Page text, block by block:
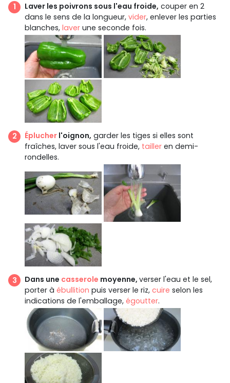
Laver les poivrons sous l'eau froide, couper en 2
dans le sens de la longueur, vider, enlever les parties
blanches, laver une seconde fois.
Éplucher l'oignon, garder les tiges si elles sont
fraîches, laver sous l'eau froide, tailler en demi-
rondelles.
Dans une casserole moyenne, verser l'eau et le sel,
porter à ébullition puis verser le riz, cuire selon les
indications de l'emballage, égoutter.